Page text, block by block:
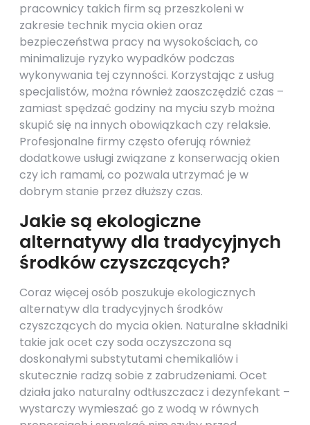
pracownicy takich firm są przeszkoleni w
zakresie technik mycia okien oraz
bezpieczeństwa pracy na wysokościach, co
minimalizuje ryzyko wypadków podczas
wykonywania tej czynności. Korzystając z usług
specjalistów, można również zaoszczędzić czas –
zamiast spędzać godziny na myciu szyb można
skupić się na innych obowiązkach czy relaksie.
Profesjonalne firmy często oferują również
dodatkowe usługi związane z konserwacją okien
czy ich ramami, co pozwala utrzymać je w
dobrym stanie przez dłuższy czas.
Jakie są ekologiczne
alternatywy dla tradycyjnych
środków czyszczących?
Coraz więcej osób poszukuje ekologicznych
alternatyw dla tradycyjnych środków
czyszczących do mycia okien. Naturalne składniki
takie jak ocet czy soda oczyszczona są
doskonałymi substytutami chemikaliów i
skutecznie radzą sobie z zabrudzeniami. Ocet
działa jako naturalny odtłuszczacz i dezynfekant –
wystarczy wymieszać go z wodą w równych